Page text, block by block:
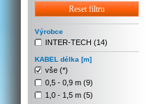
Reset filtru
Výrobce
INTER-TECH (14)
KABEL délka [m]
vše (*)
0,5 - 0,9 m (9)
1,0 - 1,5 m (5)